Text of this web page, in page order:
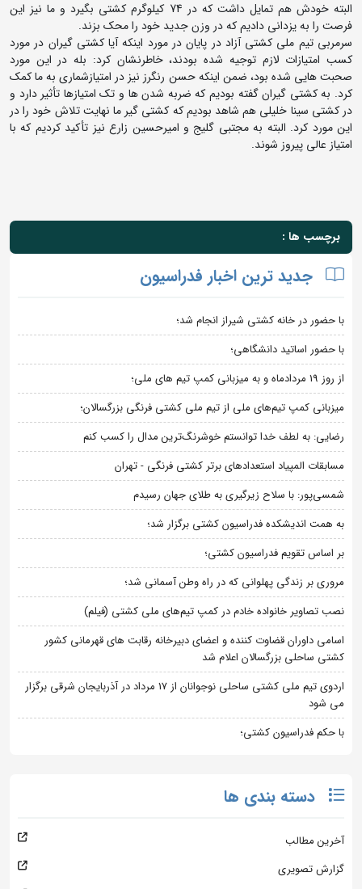
البته خودش هم تمایل داشت که در 74 کیلوگرم کشتی بگیرد و ما نیز این
فرصت را به یزدانی دادیم که در وزن جدید خود را محک بزند.
سرمربی تیم ملی کشتی آزاد در پایان در مورد اینکه آیا کشتی گیران در مورد
کسب امتیازات لازم توجیه شده بودند، خاطرنشان کرد: بله در این مورد
صحبت هایی شده بود، ضمن اینکه حسن رنگرز نیز در امتیازشماری به ما کمک
کرد. به کشتی گیران گفته بودیم که ضربه شدن ها و تک امتیازها تأثیر دارد و
در کشتی سینا خلیلی هم شاهد بودیم که کشتی گیر ما نهایت تلاش خود را در
این مورد کرد. البته به مجتبی گلیج و امیرحسین زارع نیز تأکید کردیم که با
امتیاز عالی پیروز شوند.
برچسب ها :
جدید ترین اخبار فدراسیون
با حضور در خانه کشتی شیراز انجام شد؛
با حضور اساتید دانشگاهی؛
از روز 19 مردادماه و به میزبانی کمپ تیم های ملی؛
میزبانی کمپ تیم‌های ملی از تیم ملی کشتی فرنگی بزرگسالان؛
رضایی: به لطف خدا توانستم خوشرنگ‌ترین مدال را کسب کنم
مسابقات المپیاد استعدادهای برتر کشتی فرنگی - تهران
شمسی‌پور: با سلاح زیرگیری به طلای جهان رسیدم
به همت اندیشکده فدراسیون کشتی برگزار شد؛
بر اساس تقویم فدراسیون کشتی؛
مروری بر زندگی پهلوانی که در راه وطن آسمانی شد؛
نصب تصاویر خانواده خادم در کمپ تیم‌های ملی کشتی (فیلم)
اسامی داوران قضاوت کننده و اعضای دبیرخانه رقابت های قهرمانی کشور
کشتی ساحلی بزرگسالان اعلام شد
اردوی تیم ملی کشتی ساحلی نوجوانان از 17 مرداد در آذربایجان شرقی برگزار
می شود
با حکم فدراسیون کشتی؛
دسته بندی ها
آخرین مطالب
گزارش تصویری